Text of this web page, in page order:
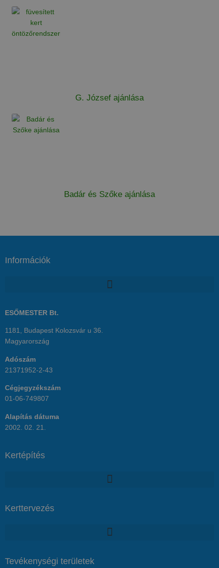
G. József ajánlása
Badár és Szőke ajánlása
Információk
ESŐMESTER Bt.
1181, Budapest Kolozsvár u 36.
Magyarország
Adószám
21371952-2-43
Cégjegyzékszám
01-06-749807
Alapítás dátuma
2002. 02. 21.
Kertépítés
Kerttervezés
Tevékenységi területek